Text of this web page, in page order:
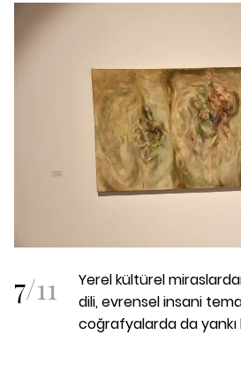
7/11
Yerel kültürel
dili, evrensel insani
coğrafyalarda da yankı